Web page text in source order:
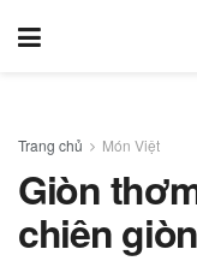
Trang chủ Món Việt
Giòn
chiên giòn